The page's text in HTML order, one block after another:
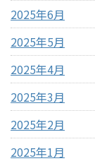
2025年6月
2025年5月
2025年4月
2025年3月
2025年2月
2025年1月